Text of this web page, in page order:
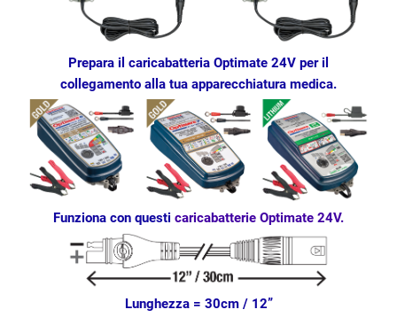
Prepara il caricabatteria Optimate 24V per il
collegamento alla tua apparecchiatura medica.
Funziona con questi caricabatterie Optimate 24V.
Lunghezza = 30cm / 12”